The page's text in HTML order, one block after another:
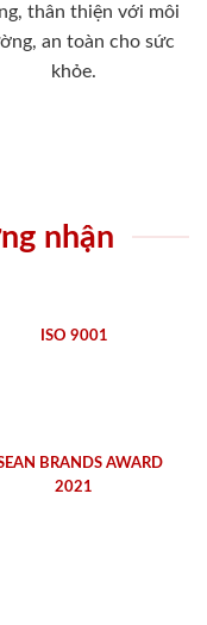
thân thiện với môi
an toàn cho sức
khỏe.
nhận
ISO 9001
BRANDS AWARD
2021